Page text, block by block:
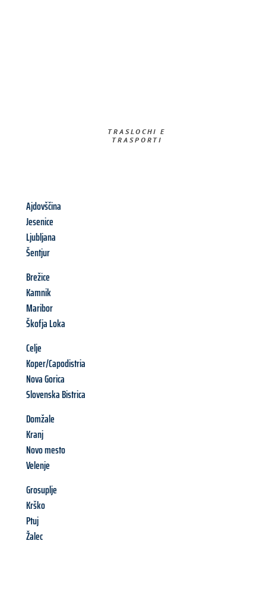
TRASLOCHI E
TRASPORTI​
Ajdovščina
Jesenice
Ljubljana
Šentjur
Brežice
Kamnik
Maribor
Škofja Loka
Celje
Koper/Capodistria
Nova Gorica
Slovenska Bistrica
Domžale
Kranj
Novo mesto
Velenje
Grosuplje
Krško
Ptuj
Žalec